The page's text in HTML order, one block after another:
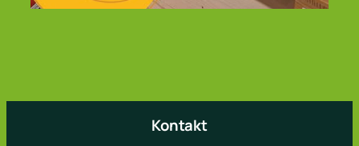
Kontakt